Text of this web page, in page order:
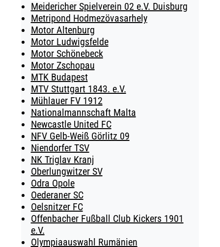
Meidericher Spielverein 02 e.V. Duisburg
Metripond Hodmezövasarhely
Motor Altenburg
Motor Ludwigsfelde
Motor Schönebeck
Motor Zschopau
MTK Budapest
MTV Stuttgart 1843. e.V.
Mühlauer FV 1912
Nationalmannschaft Malta
Newcastle United FC
NFV Gelb-Weiß Görlitz 09
Niendorfer TSV
NK Triglav Kranj
Oberlungwitzer SV
Odra Opole
Oederaner SC
Oelsnitzer FC
Offenbacher Fußball Club Kickers 1901
e.V.
Olympiaauswahl Rumänien